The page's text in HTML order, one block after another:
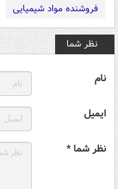
فروشنده مواد شیمیایی
نظر شما
نام
ایمیل
نظر شما *